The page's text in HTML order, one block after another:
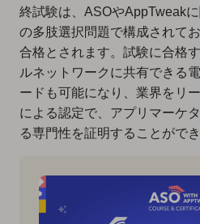
終試験は、ASOやAppTweak
の多肢選択問題で構成されて
合格とされます。試験に合格
ルネットワークに共有できる
ードも可能になり、業界をリ
による認定で、アプリマーケ
る専門性を証明することができ